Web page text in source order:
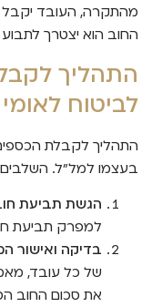
מהתקרה, העובד
החוב הוא יצטרך
התהליך
לביטוח לאומי
התהליך לקבלת הכספים
בעצמו למל"ל.
הגשת תביעת
למפרק תביעת
בדיקה ואישור
של כל עובד,
את סכום החוב